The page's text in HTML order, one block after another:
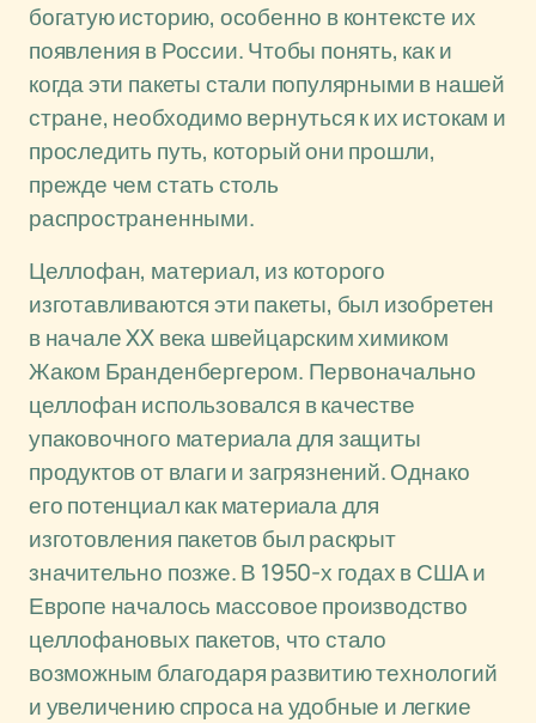
богатую историю, особенно в контексте их
появления в России. Чтобы понять, как и
когда эти пакеты стали популярными в нашей
стране, необходимо вернуться к их истокам и
проследить путь, который они прошли,
прежде чем стать столь
распространенными.
Целлофан, материал, из которого
изготавливаются эти пакеты, был изобретен
в начале XX века швейцарским химиком
Жаком Бранденбергером. Первоначально
целлофан использовался в качестве
упаковочного материала для защиты
продуктов от влаги и загрязнений. Однако
его потенциал как материала для
изготовления пакетов был раскрыт
значительно позже. В 1950-х годах в США и
Европе началось массовое производство
целлофановых пакетов, что стало
возможным благодаря развитию технологий
и увеличению спроса на удобные и легкие